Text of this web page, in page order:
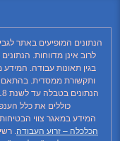
הנתונים המופיעים באתר לגבי
לרוב אינן מדווחות. הנתונים
בגין תאונות עבודה. המידע
ותקשורת ממסדית. בהתאם לזאת,
כוללים את כלל
המידע במאגר צווי הבטיחות
הכלכלה – זרוע העבודה. רשימה זו